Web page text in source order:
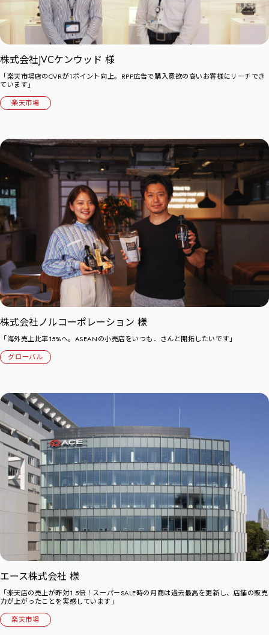
株式会社JVCケンウッド 様
「楽天市場店のCVRが1ポイント向上。RPP広告で購入意欲の高いお客様にリーチでき
ています」
楽天市場
株式会社ノルコーポレーション 様
「海外売上比率15%へ。ASEANの小売店をいつも．さんと開拓したいです」
グローバル
エース株式会社 様
「楽天店の売上が昨対1.5倍！スーパーSALE時の月商は過去最高を更新し、店舗の販売
力が上がったことを実感しています」
楽天市場